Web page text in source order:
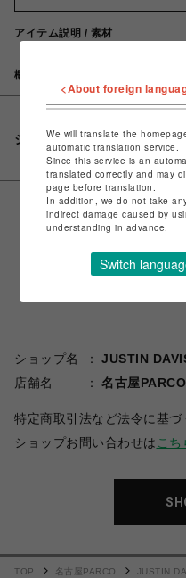
アイテム説明 / 素材
概要
シェアする
ショップ名
JUSTIN
店舗名
名古屋PARCO
特定商取引法など法令に基づ
ショップお問い合わせは こち
TOP 名古屋PARCO JUSTIN
<About foreign
We will translate the
automatic translation service.
Since this service is an
translated correctly and may
page before translation.
In addition, we do not take
indirect damage caused by
understanding in advance.
Switch